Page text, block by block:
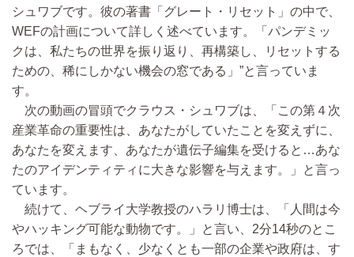
シュワブです。彼の著書「グレート・リセット」の中で、
WEFの計画について詳しく述べています。「パンデミッ
クは、私たちの世界を振り返り、再構築し、リセットする
ための、稀にしかない機会の窓である」”と言っていま
す。
次の動画の冒頭でクラウス・シュワブは、「この第４次
産業革命の重要性は、あなたがしていたことを変えずに、
あなたを変えます、あなたが遺伝子編集を受けると…あな
たのアイデンティティに大きな影響を与えます。」と言っ
ています。
続けて、ヘブライ大学教授のハラリ博士は、「人間は今
やハッキング可能な動物です。」と言い、2分14秒のとこ
ろでは、「まもなく、少なくとも一部の企業や政府は、す